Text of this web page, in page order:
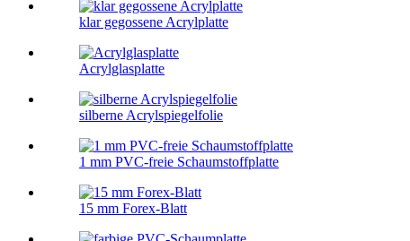
klar gegossene Acrylplatte
Acrylglasplatte
silberne Acrylspiegelfolie
1 mm PVC-freie Schaumstoffplatte
15 mm Forex-Blatt